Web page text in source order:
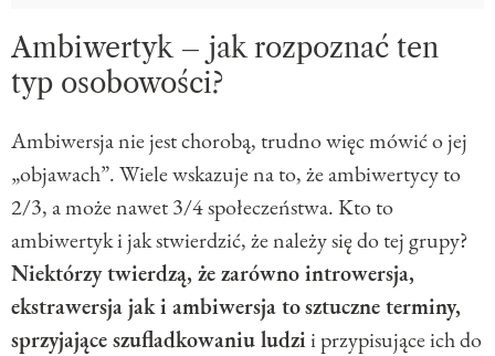
Ambiwertyk – jak rozpoznać ten
typ osobowości?
Ambiwersja nie jest chorobą, trudno więc mówić o jej
„objawach”. Wiele wskazuje na to, że ambiwertycy to
2/3, a może nawet 3/4 społeczeństwa. Kto to
ambiwertyk i jak stwierdzić, że należy się do tej grupy?
Niektórzy twierdzą, że zarówno introwersja,
ekstrawersja jak i ambiwersja tosztuczne terminy,
sprzyjające szufladkowaniu ludzii przypisujące ich do